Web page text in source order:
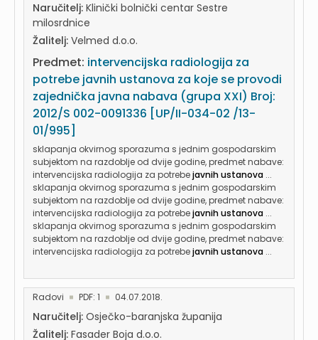
Naručitelj: Klinički bolnički centar Sestre
milosrdnice
Žalitelj: Velmed d.o.o.
Predmet: intervencijska radiologija za
potrebe javnih ustanova za koje se provodi
zajednička javna nabava (grupa XXI) Broj:
2012/S 002-0091336 [UP/II-034-02 /13-
01/995]
sklapanja okvirnog sporazuma s jednim gospodarskim
subjektom na razdoblje od dvije godine, predmet nabave:
intervencijska radiologija za potrebejavnih ustanova ...
sklapanja okvirnog sporazuma s jednim gospodarskim
subjektom na razdoblje od dvije godine, predmet nabave:
intervencijska radiologija za potrebejavnih ustanova ...
sklapanja okvirnog sporazuma s jednim gospodarskim
subjektom na razdoblje od dvije godine, predmet nabave:
intervencijska radiologija za potrebejavnih ustanova ...
Radovi PDF: 1 04.07.2018.
Naručitelj: Osječko-baranjska županija
Žalitelj: Fasader Boja d.o.o.